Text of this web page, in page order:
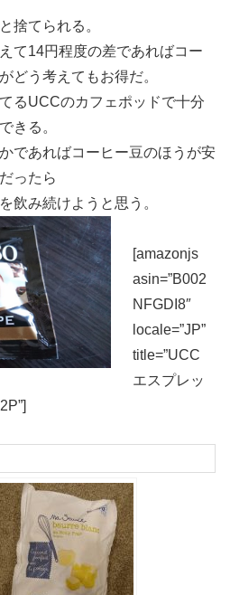
捨てられる。
て14円程度の差であればコー
どう考えてもお得だ。
るUCCのカフェポッドで十分
きる。
であればコーヒー豆のほうが安
ったら
飲み続けようと思う。
[amazonjs
asin=”B002
NFGDI8″
locale=”JP”
title=”UCC
エスプレッ